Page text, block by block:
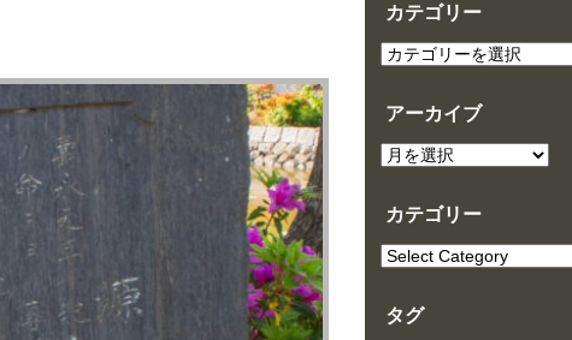
カテゴリー
カ
テ
ー
アーカイブ
ア
ー
ブ
カテゴリー
カ
テ
ー
タグ